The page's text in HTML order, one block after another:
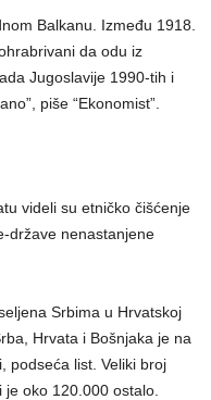
Balkanu. Između 1918.
da odu iz
Jugoslavije 1990-tih i
piše “Ekonomist”.
videli su etničko čišćenje
države nenastanjene
Srbima u Hrvatskoj
Hrvata i Bošnjaka je na
podseća list. Veliki broj
oko 120.000 ostalo.